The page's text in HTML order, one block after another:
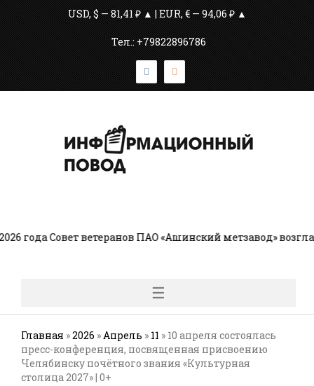
USD, $ — 81,41 ₽ ▲ | EUR, € — 94,06 ₽ ▲
Тел.: +79822896786
Совет ветеранов ПАО «Ашинский метзавод»
☰
Главная »2026 »Апрель » 11 » 10 апреля состоялась
пресс-конференция, посвященная присвоению
Челябинску почётного звания «Культурная
столица 2027» | 0+